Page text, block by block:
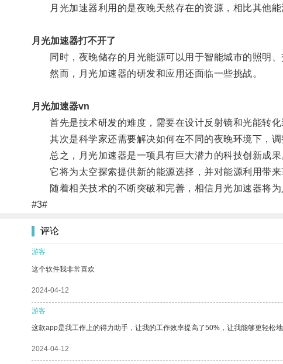
月光加速器利用的是夜晚天然存在的资源，相比其他能
月光加速器打不开了
同时，夜晚储存的月光能源可以用于智能城市的照明、
然而，月光加速器的研发和应用还面临一些挑战。
月光加速器vn
首先是技术研发的难度，需要在设计反射镜和光能转化
其次是科学家还需要解决如何在不同的夜晚环境下，调
总之，月光加速器是一项具有巨大潜力的科技创新成果
它将为太空探索提供新的能源选择，并对能源利用带来
随着相关技术的不断突破和完善，相信月光加速器将为
#3#
评论
游客
这个软件我非常喜欢
2024-04-12
游客
这款app是我工作上的得力助手，让我的工作效率提高了50%，让我能够更轻松地
2024-04-12